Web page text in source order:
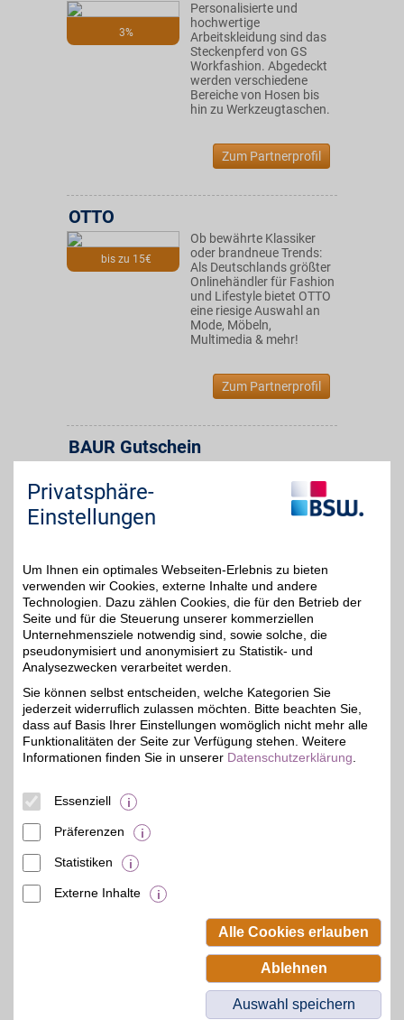
3%
Personalisierte und
hochwertige
Arbeitskleidung sind das
Steckenpferd von GS
Workfashion. Abgedeckt
werden verschiedene
Bereiche von Hosen bis
hin zu Werkzeugtaschen.
Zum Partnerprofil
bis zu 15€
OTTO
Ob bewährte Klassiker
oder brandneue Trends:
Als Deutschlands größter
Onlinehändler für Fashion
und Lifestyle bietet OTTO
eine riesige Auswahl an
Mode, Möbeln,
Multimedia & mehr!
Zum Partnerprofil
4%
BAUR Gutschein
3% Zum Partnerprofil
4%
Avocadostore
vielfältige Auswahl
nachhaltiger Marken und
Produkte - von aktueller
Mode bis hin zu
plastikfreier Kosmetik, mit
der Sie Ihren Alltag grüner
Beamten-Selbsthilfewerk GmbH.
Privatsphäre-
Einstellungen
Um Ihnen ein optimales Webseiten-Erlebnis zu bieten
verwenden wir Cookies, externe Inhalte und andere
Technologien. Dazu zählen Cookies, die für den Betrieb der
Seite und für die Steuerung unserer kommerziellen
Unternehmensziele notwendig sind, sowie solche, die
pseudonymisiert und anonymisiert zu Statistik- und
Analysezwecken verarbeitet werden.
Sie können selbst entscheiden, welche Kategorien Sie
jederzeit widerruflich zulassen möchten. Bitte beachten Sie,
dass auf Basis Ihrer Einstellungen womöglich nicht mehr alle
Funktionalitäten der Seite zur Verfügung stehen. Weitere
Informationen finden Sie in unserer Datenschutzerklärung
Essenziell
Präferenzen
Statistiken
Externe Inhalte
Alle Cookies erlauben
Ablehnen
Auswahl speichern